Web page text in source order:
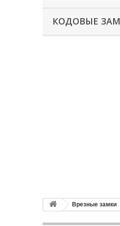
КОДОВЫЕ
Врезные замки